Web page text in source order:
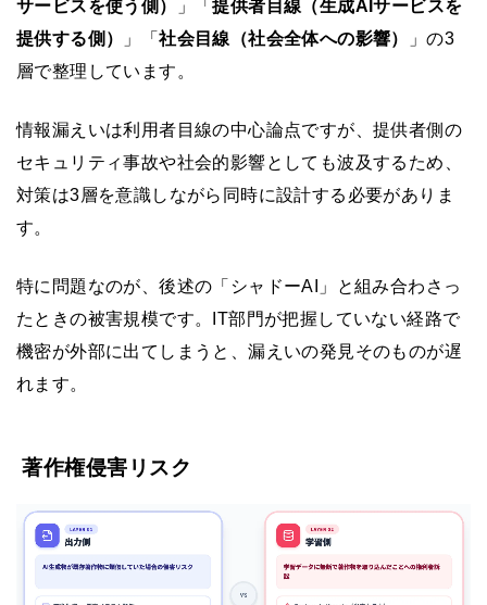
サービスを使う側） 」「提供者目線（生成AIサービスを
提供する側）
」「社会目線（社会全体への影響）
」の3
層で整理しています。
情報漏えいは利用者目線の中心論点ですが、提供者側の
セキュリティ事故や社会的影響としても波及するため、
対策は3層を意識しながら同時に設計する必要がありま
す。
特に問題なのが、後述の「シャドーAI」と組み合わさっ
たときの被害規模です。IT部門が把握していない経路で
機密が外部に出てしまうと、漏えいの発見そのものが遅
れます。
著作権侵害リスク